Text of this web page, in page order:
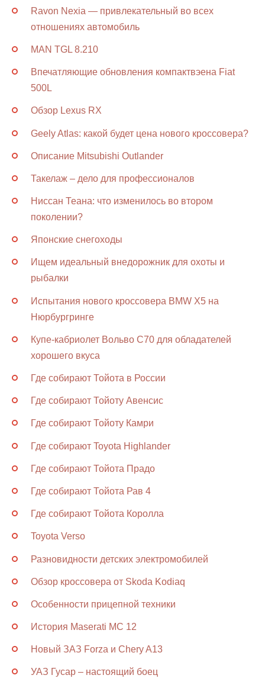
Ravon Nexia — привлекательный во всех
отношениях автомобиль
MAN TGL 8.210
Впечатляющие обновления компактвэена Fiat
500L
Обзор Lexus RX
Geely Atlas: какой будет цена нового кроссовера?
Описание Mitsubishi Outlander
Такелаж – дело для профессионалов
Ниссан Теана: что изменилось во втором
поколении?
Японские снегоходы
Ищем идеальный внедорожник для охоты и
рыбалки
Испытания нового кроссовера BMW X5 на
Нюрбургринге
Купе-кабриолет Вольво С70 для обладателей
хорошего вкуса
Где собирают Тойота в России
Где собирают Тойоту Авенсис
Где собирают Тойоту Камри
Где собирают Toyota Highlander
Где собирают Тойота Прадо
Где собирают Тойота Рав 4
Где собирают Тойота Королла
Toyota Verso
Разновидности детских электромобилей
Обзор кроссовера от Skoda Kodiaq
Особенности прицепной техники
История Maserati MC 12
Новый ЗАЗ Forza и Chery A13
УАЗ Гусар – настоящий боец